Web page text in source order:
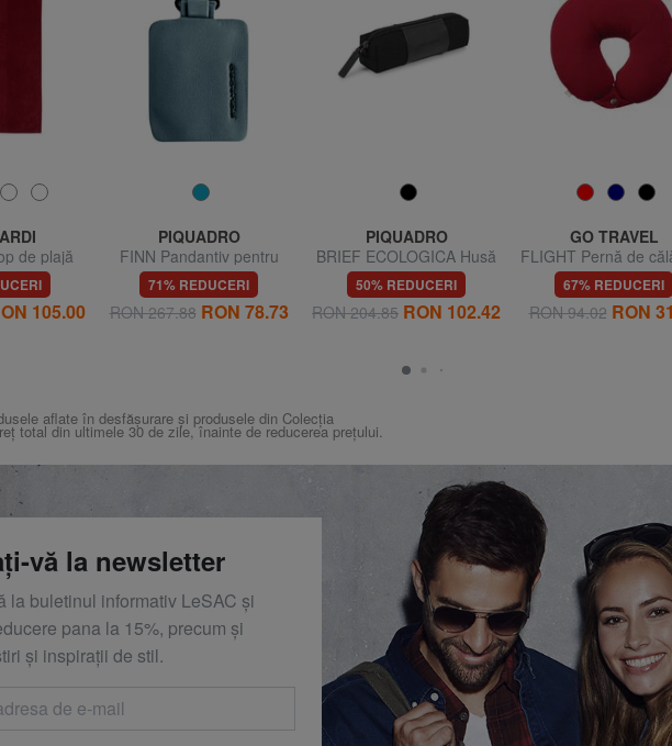
de plajă
105.00
PIQUADRO
FINN Pandantiv pentru
geantă, piele
71% REDUCERI
RON 267.88 RON 78.73
PIQUADRO
BRIEF ECOLOGICA Husă
pentru stilou
50% REDUCERI
RON 204.85 RON 102.42
GO TRAVEL
FLIGHT Pernă de
67% REDUCERI
RON 94.02 RON
aflate în desfășurare și produsele din Colecția
total din ultimele 30 de zile, înainte de reducerea prețului.
vă la newsletter
la buletinul informativ LeSAC și
pana la 15%, precum și
și inspirații de stil.